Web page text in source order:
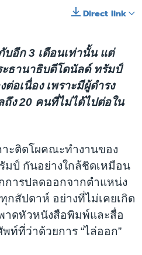
Direct link
บอีก 3 เดือนเท่านั้น แต่
ธานาธิบดีโดนัลด์ ทรัมป์
อเนื่อง เพราะมีผู้ดำรง
ง 20 คนที่ไม่ได้ไปต่อใน
าะติดโผคณะทำงานของ
มป์ กันอย่างใกล้ชิดเหมือน
การปลดออกจากตำแหน่ง
สัปดาห์ อย่างที่ไม่เคยเกิด
ดหัวหนังสือพิมพ์และสื่อ
ท์ที่ว่าด้วยการ “ไล่ออก”